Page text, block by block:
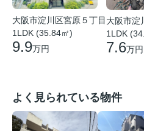
大阪市淀川区宮原５丁目
1LDK (35.84㎡)
9.9万円
大阪市淀
1LDK
7.6万円
よく見られている物件